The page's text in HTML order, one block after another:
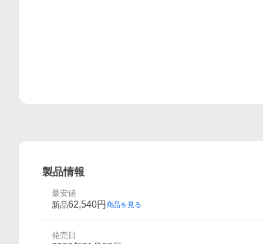
製品情報
最安値
新品62,540円 商品を見る
発売日